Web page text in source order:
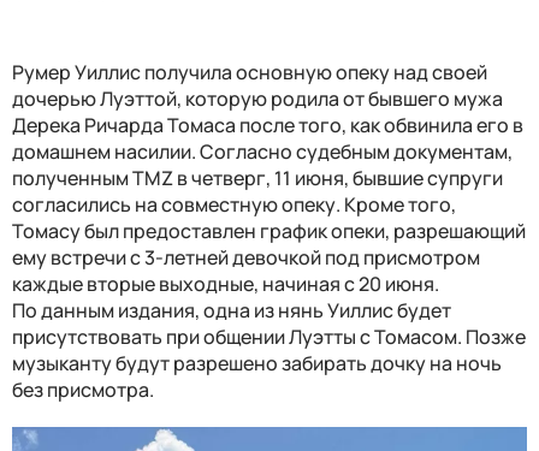
Румер Уиллис получила основную опеку над своей
дочерью Луэттой, которую родила от бывшего мужа
Дерека Ричарда Томаса после того, как обвинила его в
домашнем насилии. Согласно судебным документам,
полученным TMZ в четверг, 11 июня, бывшие супруги
согласились на совместную опеку. Кроме того,
Томасу был предоставлен график опеки, разрешающий
ему встречи с 3-летней девочкой под присмотром
каждые вторые выходные, начиная с 20 июня.
По данным издания, одна из нянь Уиллис будет
присутствовать при общении Луэтты с Томасом. Позже
музыканту будут разрешено забирать дочку на ночь
без присмотра.